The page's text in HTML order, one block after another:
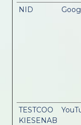
NID
TESTCOO
KIESENAB